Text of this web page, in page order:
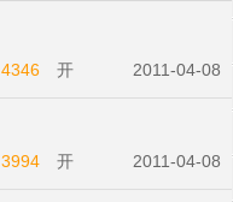
4346 开
2011-04-08
3994 开
2011-04-08